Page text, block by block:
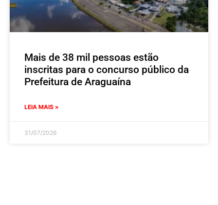
Mais de 38 mil pessoas estão
inscritas para o concurso público da
Prefeitura de Araguaína
LEIA MAIS »
31/07/2026